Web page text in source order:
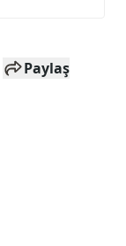
Paylaş